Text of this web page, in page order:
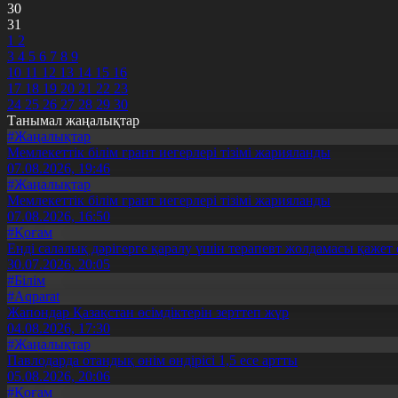
30
31
1 2
3 4 5 6 7 8 9
10 11 12 13 14 15 16
17 18 19 20 21 22 23
24 25 26 27 28 29 30
Танымал жаңалықтар
#Жаңалықтар
Мемлекеттік білім грант иегерлері тізімі жарияланды
07.08.2026, 19:46
#Жаңалықтар
Мемлекеттік білім грант иегерлері тізімі жарияланды
07.08.2026, 16:50
#Қоғам
Енді салалық дәрігерге қаралу үшін терапевт жолдамасы қажет
30.07.2026, 20:05
#Білім
#Aqparat
Жапондар Қазақстан өсімдіктерін зерттеп жүр
04.08.2026, 17:30
#Жаңалықтар
Павлодарда отандық өнім өндірісі 1,5 есе артты
05.08.2026, 20:06
#Қоғам